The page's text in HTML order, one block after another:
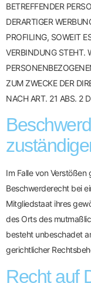
BETREFFENDER
DERARTIGER
PROFILING, SOWEIT
VERBINDUNG STEHT.
ZUM ZWECKE DER
NACH ART. 21 ABS. 2
Im Falle von
Beschwerderecht bei
Mitgliedstaat ihres
des Orts des
besteht unbeschadet
gerichtlicher
Recht auf